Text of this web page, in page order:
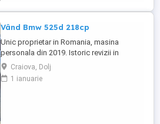
Vând Bmw 525d 218cp
Unic proprietar in Romania, masina
personala din 2019. Istoric revizii in
service autorizat (deține facturile). BMW
525D Facelift Euro6, motorizare 2.0
Biturbo 218 cp, cutie automata cu
Craiova, Dolj
1 ianuarie